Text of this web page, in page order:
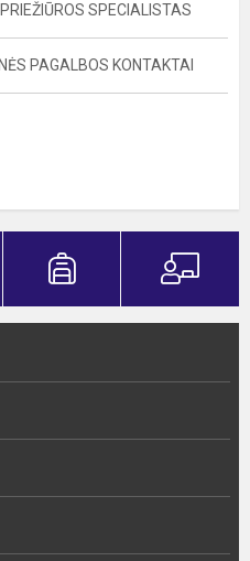
SPECIALISTAS
PAGALBOS KONTAKTAI